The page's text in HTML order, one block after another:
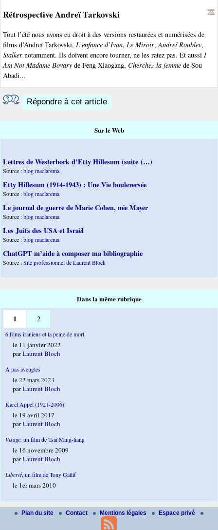
Rétrospective Andreï Tarkovski
Tout l’été nous avons eu droit à des versions restaurées et numérisées de
films d’Andreï Tarkovski, L’enfance d’Ivan, Le Miroir, Andreï Roublev,
Stalker notamment. Ils doivent encore tourner, ne les ratez pas. Et aussi I
Am Not Madame Bovary de Feng Xiaogang, Cherchez la femme de Sou
Abadi...
Répondre à cet article
Sur le Web
Lettres de Westerbork d’Etty Hillesum (suite (…)
Source :blog maclarema
Etty Hillesum (1914-1943) : Une Vie bouleversée
Source :blog maclarema
Le journal de guerre de Marie Cohen, née Mayer
Source :blog maclarema
Les Juifs des USA et Israël
Source :blog maclarema
ChatGPT m’aide à composer ma bibliographie
Source :Site professionnel de Laurent Bloch
Dans la même rubrique
1 2
6 films iraniens et la peine de mort
le 11 janvier 2022
parLaurent Bloch
À pas aveugles
le 22 mars 2023
parLaurent Bloch
Karel Appel (1921-2006)
le 19 avril 2017
parLaurent Bloch
Visage, un film de Tsaï Ming-liang
le 16 novembre 2009
parLaurent Bloch
Liberté, un film de Tony Gatlif
le 1er mars 2010
Plan du site Contact Mentions légales Espace privé